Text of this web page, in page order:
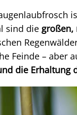
sind die großen,
Feinde – aber
die Erhaltung